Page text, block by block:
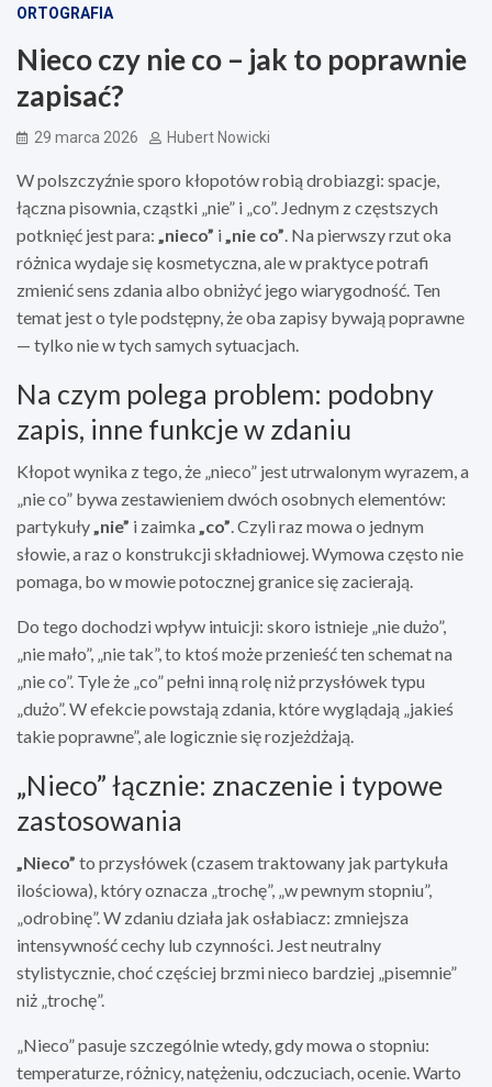
ORTOGRAFIA
Nieco czy nie co – jak to poprawnie
zapisać?
29 marca 2026 Hubert Nowicki
W polszczyźnie sporo kłopotów robią drobiazgi: spacje,
łączna pisownia, cząstki „nie” i „co”. Jednym z częstszych
potknięć jest para: „nieco” i „nie co” . Na pierwszy rzut oka
różnica wydaje się kosmetyczna, ale w praktyce potrafi
zmienić sens zdania albo obniżyć jego wiarygodność. Ten
temat jest o tyle podstępny, że oba zapisy bywają poprawne
— tylko nie w tych samych sytuacjach.
Na czym polega problem: podobny
zapis, inne funkcje w zdaniu
Kłopot wynika z tego, że „nieco” jest utrwalonym wyrazem, a
„nie co” bywa zestawieniem dwóch osobnych elementów:
partykuły „nie” i zaimka „co” . Czyli raz mowa o jednym
słowie, a raz o konstrukcji składniowej. Wymowa często nie
pomaga, bo w mowie potocznej granice się zacierają.
Do tego dochodzi wpływ intuicji: skoro istnieje „nie dużo”,
„nie mało”, „nie tak”, to ktoś może przenieść ten schemat na
„nie co”. Tyle że „co” pełni inną rolę niż przysłówek typu
„dużo”. W efekcie powstają zdania, które wyglądają „jakieś
takie poprawne”, ale logicznie się rozjeżdżają.
„Nieco” łącznie: znaczenie i typowe
zastosowania
„Nieco” to przysłówek (czasem traktowany jak partykuła
ilościowa), który oznacza „trochę”, „w pewnym stopniu”,
„odrobinę”. W zdaniu działa jak osłabiacz: zmniejsza
intensywność cechy lub czynności. Jest neutralny
stylistycznie, choć częściej brzmi nieco bardziej „pisemnie”
niż „trochę”.
„Nieco” pasuje szczególnie wtedy, gdy mowa o stopniu:
temperaturze, różnicy, natężeniu, odczuciach, ocenie. Warto